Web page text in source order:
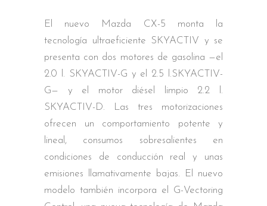
El nuevo Mazda CX-5 monta la
tecnología ultraeficiente SKYACTIV y se
presenta con dos motores de gasolina —el
2.0 l. SKYACTIV-G y el 2.5 l.SKYACTIV-
G— y el motor diésel limpio 2.2 l.
SKYACTIV-D. Las tres motorizaciones
ofrecen un comportamiento potente y
lineal, consumos sobresalientes en
condiciones de conducción real y unas
emisiones llamativamente bajas. El nuevo
modelo también incorpora el G-Vectoring